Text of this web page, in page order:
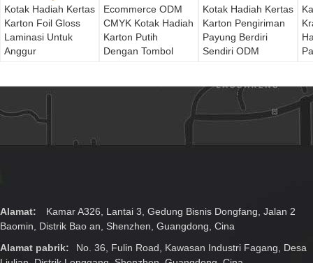
Kotak Hadiah Kertas
Karton Foil Gloss
Laminasi Untuk
Anggur
Ecommerce ODM
CMYK Kotak Hadiah
Karton Putih
Dengan Tombol
Kotak Hadiah Kertas
Karton Pengiriman
Payung Berdiri
Sendiri ODM
Alamat:
Kamar A326, Lantai 3, Gedung Bisnis Dongfang, Jalan 2
Baomin, Distrik Bao an, Shenzhen, Guangdong, Cina
Alamat pabrik:
No. 36, Fulin Road, Kawasan Industri Fagang, Desa